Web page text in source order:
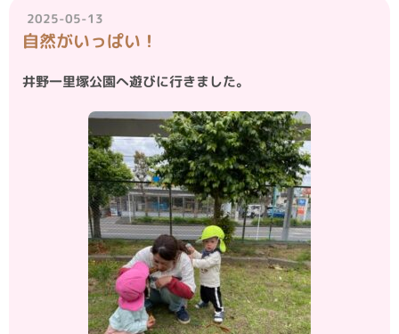
2025-05-13
自然がいっぱい！
井野一里塚公園へ遊びに行きました。